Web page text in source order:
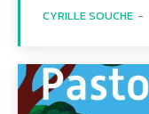
CYRILLE SOUCHE -